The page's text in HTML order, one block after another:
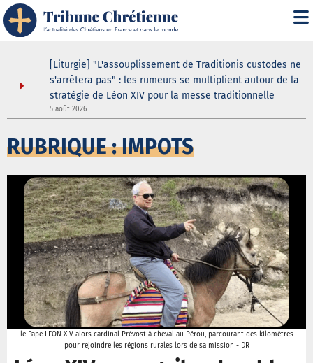
[Liturgie] "L'assouplissement de Traditionis custodes ne
s'arrêtera pas" : les rumeurs se multiplient autour de la
stratégie de Léon XIV pour la messe traditionnelle
5 août 2026
RUBRIQUE : IMPOTS
le Pape LEON XIV alors cardinal Prévost à cheval au Pérou, parcourant des kilomètres
pour rejoindre les régions rurales lors de sa mission - DR